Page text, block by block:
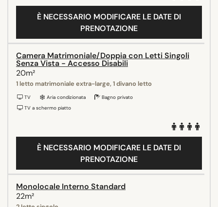
È NECESSARIO MODIFICARE LE DATE DI
PRENOTAZIONE
Camera Matrimoniale/Doppia con Letti Singoli
Senza Vista - Accesso Disabili
20m²
1 letto matrimoniale extra-large, 1 divano letto
TV Aria condizionata
Bagno privato
TV a schermo piatto
È NECESSARIO MODIFICARE LE DATE DI
PRENOTAZIONE
Monolocale Interno Standard
22m²